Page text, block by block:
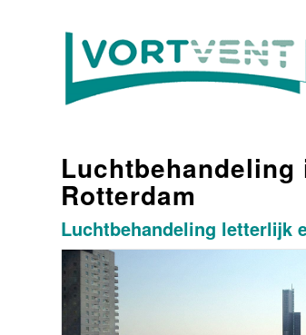
Rotterdam
Luchtbehandeling letterlijk